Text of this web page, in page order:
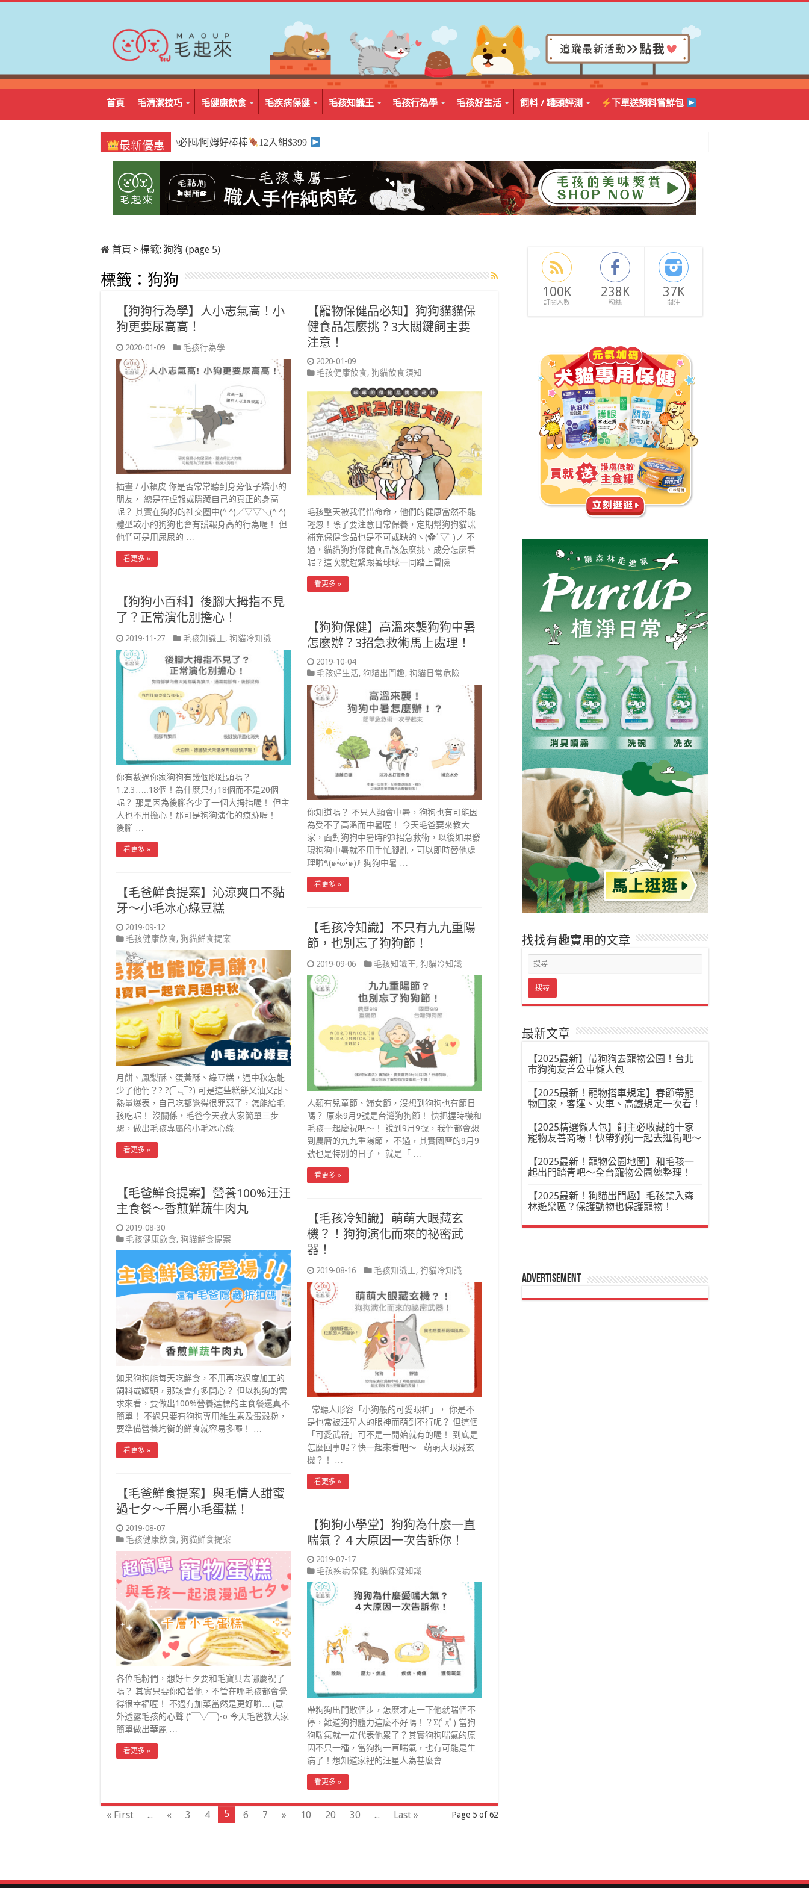
首頁 毛清潔技巧 毛健康飲食 毛疾病保健 毛孩知識王 毛孩行為學 毛孩好生活 飼料 / 罐頭評測 下單送飼料嘗鮮包
最新優惠 \必囤/阿姆好棒棒 12入組$399
首頁 > 標籤: 狗狗 (page 5)
標籤： 狗狗
【狗狗行為學】人小志氣高！小
狗更要尿高高！
2020-01-09 毛孩行為學
插畫 / 小賴皮 你是否常常聽到身旁個子嬌小的
朋友， 總是在虛報或隱藏自己的真正的身高
呢？ 其實在狗狗的社交圈中(^ ^)／▽▽＼(^ ^)
體型較小的狗狗也會有謊報身高的行為喔！ 但
他們可是用尿尿的 …
看更多 »
【寵物保健品必知】狗狗貓貓保
健食品怎麼挑？3大關鍵飼主要
注意！
2020-01-09
毛孩健康飲食, 狗貓飲食須知
毛孩整天被我們惜命命，他們的健康當然不能
輕忽！除了要注意日常保養，定期幫狗狗貓咪
補充保健食品也是不可或缺的ヽ(✿ﾟ▽ﾟ)ノ 不
過，貓貓狗狗保健食品該怎麼挑、成分怎麼看
呢？這次就趕緊跟著球球一同踏上冒險 …
看更多 »
【狗狗小百科】後腳大拇指不見
了？正常演化別擔心！
2019-11-27 毛孩知識王, 狗貓冷知識
你有數過你家狗狗有幾個腳趾頭嗎？
1.2.3…..18個！為什麼只有18個而不是20個
呢？ 那是因為後腳各少了一個大拇指喔！ 但主
人也不用擔心！那可是狗狗演化的痕跡喔！
後腳 …
看更多 »
【狗狗保健】高溫來襲狗狗中暑
怎麼辦？3招急救術馬上處理！
2019-10-04
毛孩好生活, 狗貓出門趣, 狗貓日常危險
你知道嗎？ 不只人類會中暑，狗狗也有可能因
為受不了高溫而中暑喔！ 今天毛爸要來教大
家，面對狗狗中暑時的3招急救術，以後如果發
現狗狗中暑就不用手忙腳亂，可以即時替他處
理啦٩(๑•̀ω•́๑)۶ 狗狗中暑 …
看更多 »
【毛爸鮮食提案】沁涼爽口不黏
牙～小毛冰心綠豆糕
2019-09-12
毛孩健康飲食, 狗貓鮮食提案
月餅、鳳梨酥、蛋黃酥、綠豆糕，過中秋怎能
少了他們？? ?(¯﹃¯?) 可是這些糕餅又油又甜、
熱量爆表，自己吃都覺得很罪惡了，怎能給毛
孩吃呢！ 沒關係，毛爸今天教大家簡單三步
驟，做出毛孩專屬的小毛冰心綠 …
看更多 »
【毛孩冷知識】不只有九九重陽
節，也別忘了狗狗節！
2019-09-06 毛孩知識王, 狗貓冷知識
人類有兒童節、婦女節，沒想到狗狗也有節日
嗎？ 原來9月9號是台灣狗狗節！ 快把握時機和
毛孩一起慶祝吧～！ 說到9月9號，我們都會想
到農曆的九九重陽節， 不過，其實國曆的9月9
號也是特別的日子， 就是「 …
看更多 »
【毛爸鮮食提案】營養100%汪汪
主食餐～香煎鮮蔬牛肉丸
2019-08-30
毛孩健康飲食, 狗貓鮮食提案
如果狗狗能每天吃鮮食，不用再吃過度加工的
飼料或罐頭，那該會有多開心？ 但以狗狗的需
求來看，要做出100%營養達標的主食餐還真不
簡單！ 不過只要有狗狗專用維生素及蛋殼粉，
要準備營養均衡的鮮食就容易多囉！ …
看更多 »
【毛孩冷知識】萌萌大眼藏玄
機？！狗狗演化而來的祕密武
器！
2019-08-16 毛孩知識王, 狗貓冷知識
常聽人形容「小狗般的可愛眼神」， 你是不
是也常被汪星人的眼神而萌到不行呢？ 但這個
「可愛武器」可不是一開始就有的喔！ 到底是
怎麼回事呢？快一起來看吧～ 萌萌大眼藏玄
機？！ …
看更多 »
【毛爸鮮食提案】與毛情人甜蜜
過七夕～千層小毛蛋糕！
2019-08-07
毛孩健康飲食, 狗貓鮮食提案
各位毛粉們，想好七夕要和毛寶貝去哪慶祝了
嗎？ 其實只要你陪著他，不管在哪毛孩都會覺
得很幸福喔！ 不過有加菜當然是更好啦… (意
外透露毛孩的心聲 (“￣▽￣)-o 今天毛爸教大家
簡單做出華麗 …
看更多 »
【狗狗小學堂】狗狗為什麼一直
喘氣？４大原因一次告訴你！
2019-07-17
毛孩疾病保健, 狗貓保健知識
帶狗狗出門散個步，怎麼才走一下他就喘個不
停，難道狗狗體力這麼不好嗎！？Σ(ﾟдﾟ) 當狗
狗喘氣就一定代表他累了？其實狗狗喘氣的原
因不只一種，當狗狗一直喘氣，也有可能是生
病了！想知道家裡的汪星人為甚麼會 …
看更多 »
Page 5 of 62
« First ... « 3 4 5 6 7 » 10 20 30 ... Last »
100K
訂閱人數
238K
粉絲
37K
關注
找找有趣實用的文章
最新文章
【2025最新】帶狗狗去寵物公園！台北
市狗狗友善公車懶人包
【2025最新！寵物搭車規定】春節帶寵
物回家，客運、火車、高鐵規定一次看！
【2025精選懶人包】飼主必收藏的十家
寵物友善商場！快帶狗狗一起去逛街吧～
【2025最新！寵物公園地圖】和毛孩一
起出門踏青吧～全台寵物公園總整理！
【2025最新！狗貓出門趣】毛孩禁入森
林遊樂區？保護動物也保護寵物！
Advertisement